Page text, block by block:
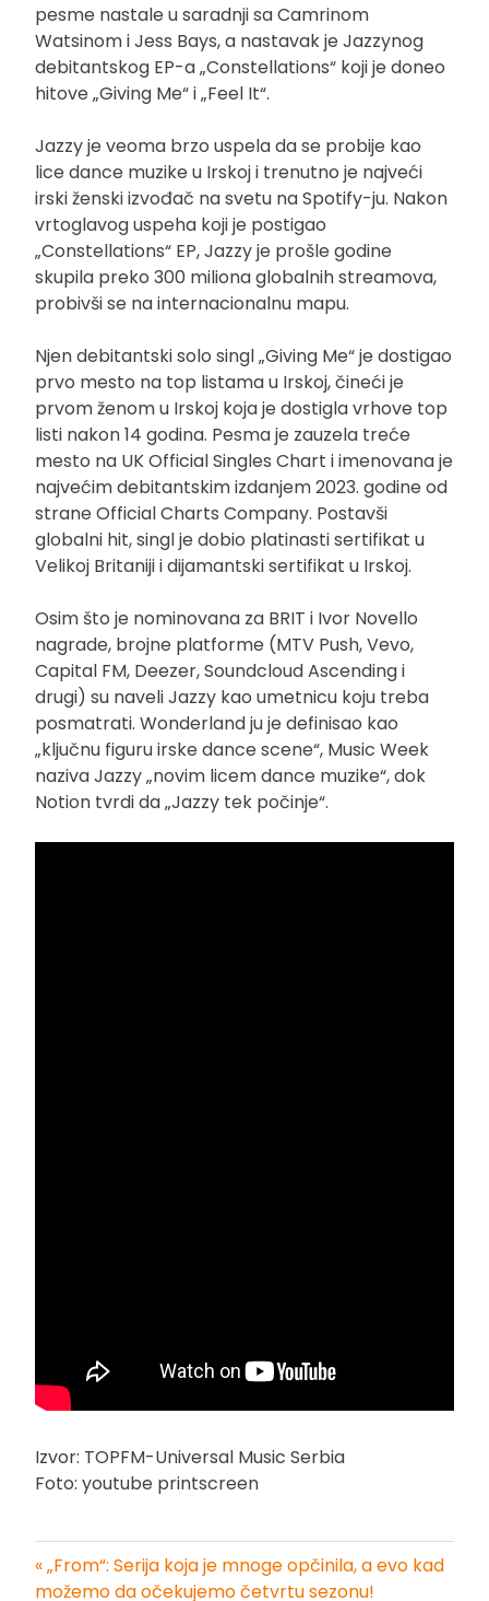
pesme nastale u saradnji sa Camrinom
Watsinom i Jess Bays, a nastavak je Jazzynog
debitantskog EP-a „Constellations“ koji je doneo
hitove „Giving Me“ i „Feel It“.
Jazzy je veoma brzo uspela da se probije kao
lice dance muzike u Irskoj i trenutno je najveći
irski ženski izvođač na svetu na Spotify-ju. Nakon
vrtoglavog uspeha koji je postigao
„Constellations“ EP, Jazzy je prošle godine
skupila preko 300 miliona globalnih streamova,
probivši se na internacionalnu mapu.
Njen debitantski solo singl „Giving Me“ je dostigao
prvo mesto na top listama u Irskoj, čineći je
prvom ženom u Irskoj koja je dostigla vrhove top
listi nakon 14 godina. Pesma je zauzela treće
mesto na UK Official Singles Chart i imenovana je
najvećim debitantskim izdanjem 2023. godine od
strane Official Charts Company. Postavši
globalni hit, singl je dobio platinasti sertifikat u
Velikoj Britaniji i dijamantski sertifikat u Irskoj.
Osim što je nominovana za BRIT i Ivor Novello
nagrade, brojne platforme (MTV Push, Vevo,
Capital FM, Deezer, Soundcloud Ascending i
drugi) su naveli Jazzy kao umetnicu koju treba
posmatrati. Wonderland ju je definisao kao
„ključnu figuru irske dance scene“, Music Week
naziva Jazzy „novim licem dance muzike“, dok
Notion tvrdi da „Jazzy tek počinje“.
Izvor: TOPFM-Universal Music Serbia
Foto: youtube printscreen
Kretanje
« „From“: Serija koja je mnoge opčinila, a evo kad
možemo da očekujemo četvrtu sezonu!